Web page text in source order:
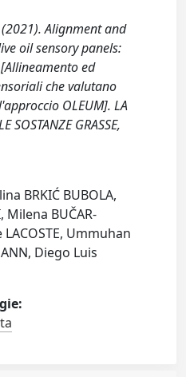
(2021). Alignment and
oil sensory panels:
ed
che valutano
OLEUM]. LA
SOSTANZE GRASSE,
BRKIĆ BUBOLA,
Milena BUČAR-
LACOSTE, Ummuhan
Diego Luis